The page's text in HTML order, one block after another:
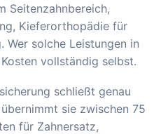
Seitenzahnbereich,
Kieferorthopädie für
Wer solche Leistungen in
vollständig selbst.
schließt genau
sie zwischen 75
für Zahnersatz,